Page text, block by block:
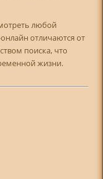
любой
отличаются от
поиска, что
жизни.